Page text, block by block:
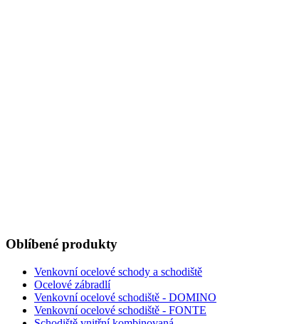
Oblíbené produkty
Venkovní ocelové schody a schodiště
Ocelové zábradlí
Venkovní ocelové schodiště - DOMINO
Venkovní ocelové schodiště - FONTE